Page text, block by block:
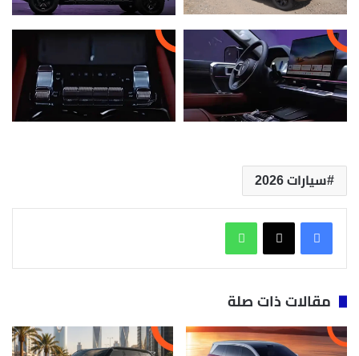
سيارات 2026
مقالات ذات صلة